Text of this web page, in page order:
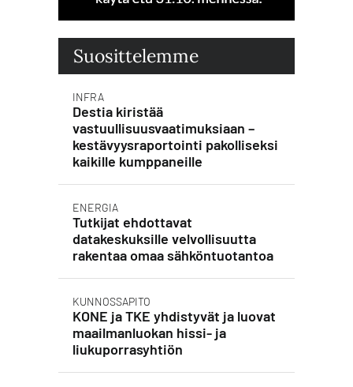
Suosittelemme
INFRA
Destia kiristää
vastuullisuusvaatimuksiaan –
kestävyysraportointi pakolliseksi
kaikille kumppaneille
ENERGIA
Tutkijat ehdottavat
datakeskuksille velvollisuutta
rakentaa omaa sähköntuotantoa
KUNNOSSAPITO
KONE ja TKE yhdistyvät ja luovat
maailmanluokan hissi- ja
liukuporrasyhtiön